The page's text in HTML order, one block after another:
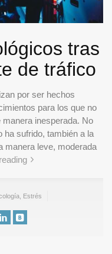
tras
de tráfico
por ser hechos
para los que no
inesperada. No
ha sufrido, también a la
manera leve, moderada
Estrés